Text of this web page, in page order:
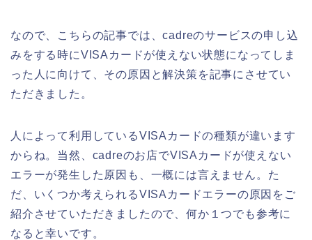
なので、こちらの記事では、cadreのサービスの申し込
みをする時にVISAカードが使えない状態になってしま
った人に向けて、その原因と解決策を記事にさせてい
ただきました。
人によって利用しているVISAカードの種類が違います
からね。当然、cadreのお店でVISAカードが使えない
エラーが発生した原因も、一概には言えません。た
だ、いくつか考えられるVISAカードエラーの原因をご
紹介させていただきましたので、何か１つでも参考に
なると幸いです。